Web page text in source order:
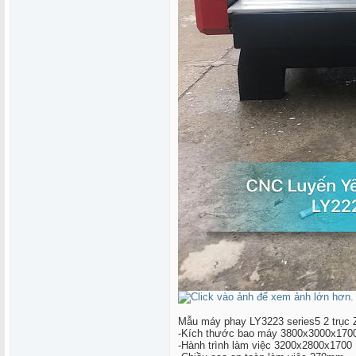
Mẫu máy phay LY3223 series5 2 trục
-Kích thước bao máy
-Hành trình làm việc 3200x2800x1700